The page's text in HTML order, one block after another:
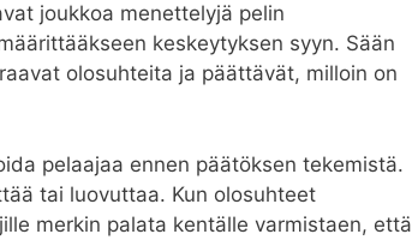
joukkoa menettelyjä pelin
keskeytyksen syyn. Sään
olosuhteita ja päättävät, milloin on
pelaajaa ennen päätöksen tekemistä.
tai luovuttaa. Kun olosuhteet
merkin palata kentälle varmistaen, että